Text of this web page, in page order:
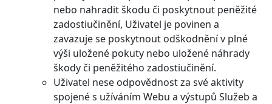
nebo nahradit škodu či poskytnout peněžité
zadostiučinění, Uživatel je povinen a
zavazuje se poskytnout odškodnění v plné
výši uložené pokuty nebo uložené náhrady
škody či peněžitého zadostiučinění.
Uživatel nese odpovědnost za své aktivity
spojené s užíváním Webu a výstupů Služeb a